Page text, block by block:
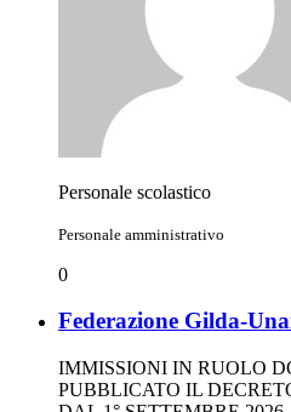
Personale scolastico
Personale amministrativo
0
Federazione Gilda-
IMMISSIONI IN RUOLO
PUBBLICATO IL